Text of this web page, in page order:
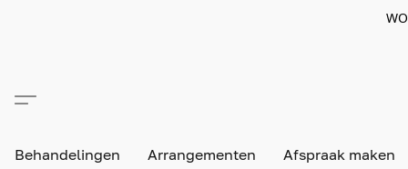
Behandelingen Arrangementen Afspraak maken